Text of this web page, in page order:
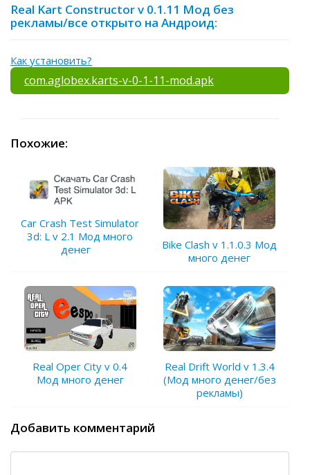
Real Kart Constructor v 0.1.11 Мод без
рекламы/все открыто на Андроид:
Как установить?
com.aglobex.karts-v-0-1-11-mod.apk
Похожие:
Car Crash Test Simulator
3d: L v 2.1 Мод много
денег
Bike Clash v 1.1.0.3 Мод
много денег
Real Oper City v 0.4
Мод много денег
Real Drift World v 1.3.4
(Мод много денег/без
рекламы)
Добавить комментарий